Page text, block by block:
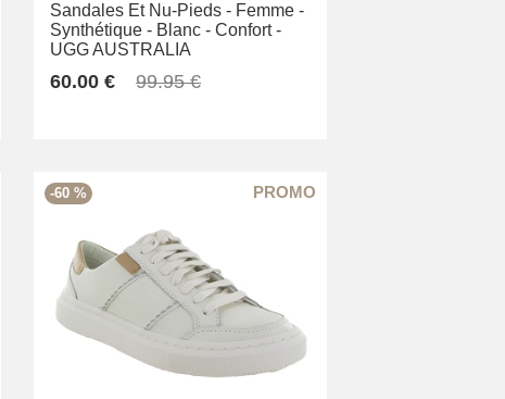
Sandales Et Nu-Pieds - Femme -
Synthétique - Blanc - Confort -
UGG AUSTRALIA
60.00 € 99.95 €
-60 %